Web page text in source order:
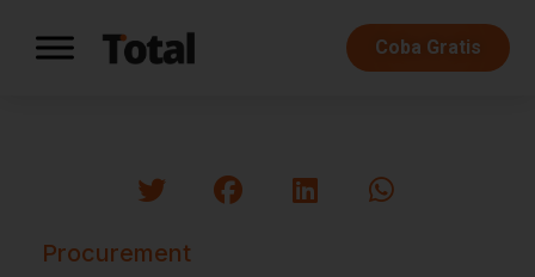
Coba Gratis
Procurement